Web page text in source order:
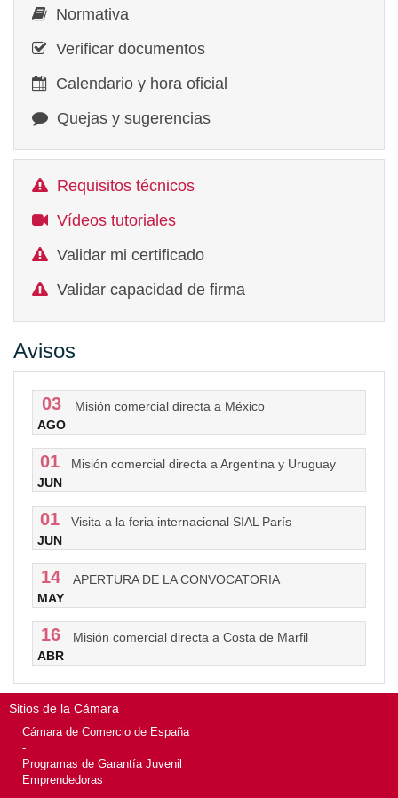
Normativa
Verificar documentos
Calendario y hora oficial
Quejas y sugerencias
Requisitos técnicos
Vídeos tutoriales
Validar mi certificado
Validar capacidad de firma
Avisos
03
AGO
Misión comercial directa a México
01
JUN
Misión comercial directa a Argentina y Uruguay
01
JUN
Visita a la feria internacional SIAL París
14
MAY
APERTURA DE LA CONVOCATORIA
16
ABR
Misión comercial directa a Costa de Marfil
Sitios de la Cámara
Cámara de Comercio de España
-
Programas de Garantía Juvenil
Emprendedoras